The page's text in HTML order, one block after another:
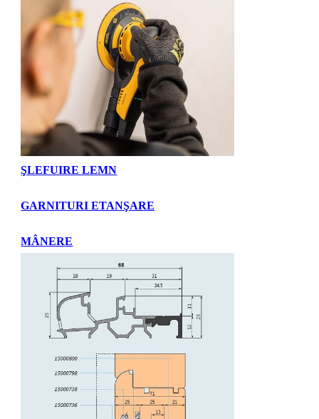
ŞLEFUIRE LEMN
GARNITURI ETANŞARE
MÂNERE